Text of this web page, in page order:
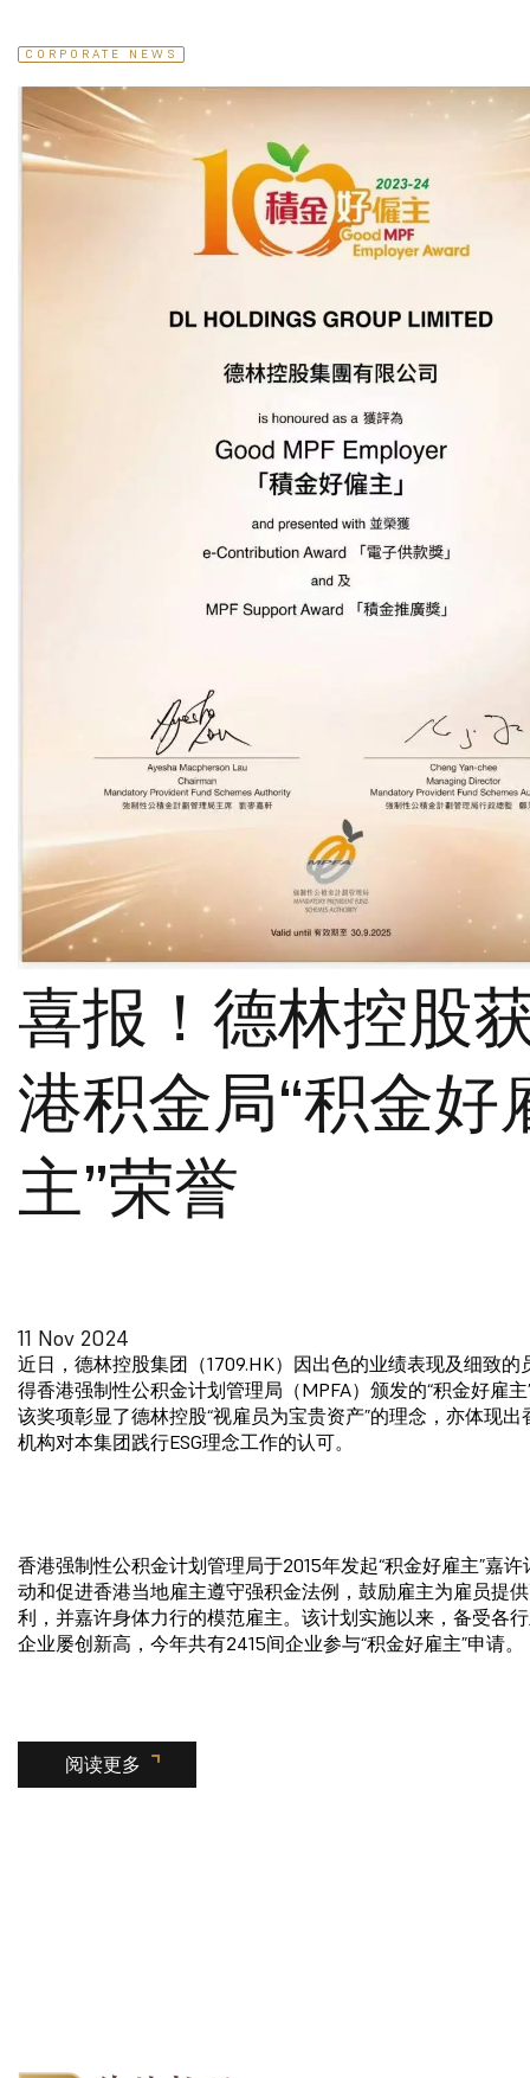
CORPORATE NEWS
喜报！德林控股
港积金局“积金好
主”荣誉
11 Nov 2024
近日，德林控股集团（1709.HK）因出色的业绩表现及细致的
得香港强制性公积金计划管理局（MPFA）颁发的“积金好雇
该奖项彰显了德林控股“视雇员为宝贵资产”的理念，亦体现出
机构对本集团践行ESG理念工作的认可。
香港强制性公积金计划管理局于2015年发起“积金好雇主”嘉
动和促进香港当地雇主遵守强积金法例，鼓励雇主为雇员提
利，并嘉许身体力行的模范雇主。该计划实施以来，备受各
企业屡创新高，今年共有2415间企业参与“积金好雇主”申请。
阅读更多